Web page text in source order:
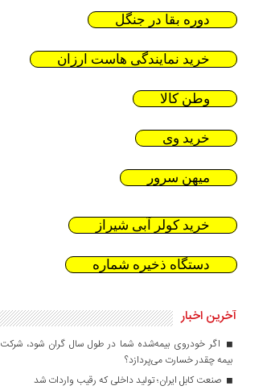
دوره بقا در جنگل
خرید نمایندگی هاست ارزان
وطن کالا
خرید وی
میهن سرور
خرید کولر آبی شیراز
دستگاه ذخیره شماره
آخرین اخبار
اگر خودروی بیمه‌شده شما در طول سال گران شود، شرکت
بیمه چقدر خسارت می‌پردازد؟
صنعت کابل ایران؛ تولید داخلی که رقیب واردات شد